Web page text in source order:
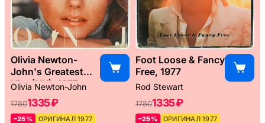
Olivia Newton-
John's Greatest
Hits (UK), 1977
Olivia Newton-John
17801335 ₽
–25% ОРИГИНАЛ 1977
Foot Loose & Fancy
Free, 1977
Rod Stewart
17801335 ₽
–25% ОРИГИНАЛ 1977